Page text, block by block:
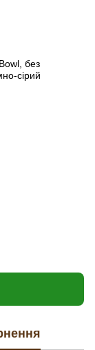
без
сірий